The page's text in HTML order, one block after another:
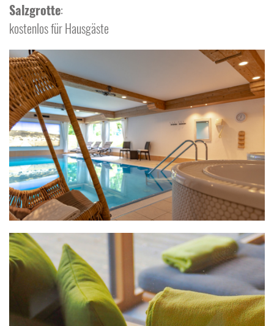
Salzgrotte:
kostenlos für Hausgäste